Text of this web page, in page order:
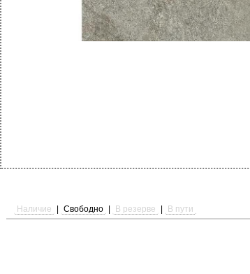
Наличие Свободно В резерве В пути